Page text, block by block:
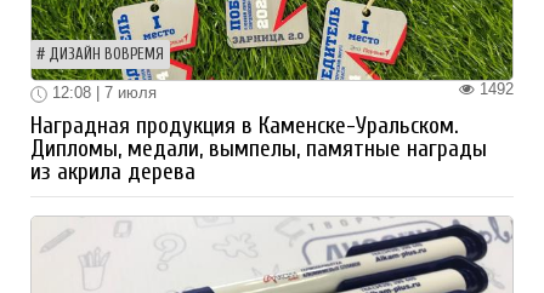
ДИЗАЙН ВОВРЕМЯ
1492
12:08 | 7 июля
Наградная продукция в Каменске-Уральском.
Дипломы, медали, вымпелы, памятные награды
из акрила дерева